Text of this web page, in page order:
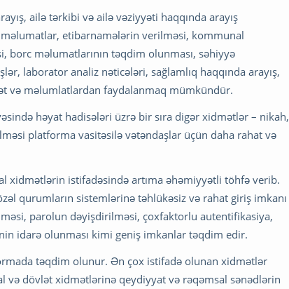
ailə tərkibi və ailə vəziyyəti haqqında arayış
etibarnamələrin verilməsi, kommunal
məlumatlarının təqdim olunması, səhiyyə
laborator analiz nəticələri, sağlamlıq haqqında arayış,
və məlumlatlardan faydalanmaq mümkündür.
həyat hadisələri üzrə bir sıra digər xidmətlər – nikah,
platforma vasitəsilə vətəndaşlar üçün daha rahat və
xidmətlərin istifadəsində artıma əhəmiyyətli töhfə verib.
qurumların sistemlərinə təhlükəsiz və rahat giriş imkanı
parolun dəyişdirilməsi, çoxfaktorlu autentifikasiya,
idarə olunması kimi geniş imkanlar təqdim edir.
təqdim olunur. Ən çox istifadə olunan xidmətlər
və dövlət xidmətlərinə qeydiyyat və rəqəmsal sənədlərin